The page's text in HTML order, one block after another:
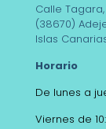
Calle
(38670)
Islas
Horario
De lunes a
Viernes de